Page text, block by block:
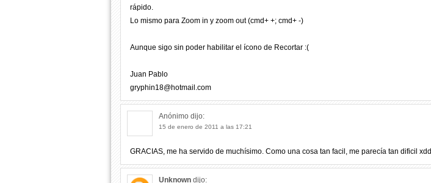
rápido.
Lo mismo para Zoom in y zoom out (cmd+ +; cmd+ -)
Aunque sigo sin poder habilitar el ícono de Recortar :(
Juan Pablo
gryphin18@hotmail.com
Anónimo dijo:
15 de enero de 2011 a las 17:21
GRACIAS, me ha servido de muchísimo. Como una cosa tan facil, me parecía tan dificil xdd
Unknown dijo: